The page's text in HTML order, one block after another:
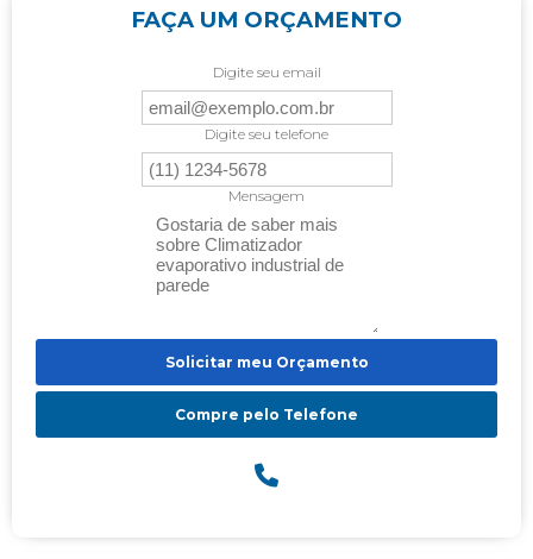
FAÇA UM ORÇAMENTO
Digite seu email
Digite seu telefone
Mensagem
Solicitar meu Orçamento
Compre pelo Telefone